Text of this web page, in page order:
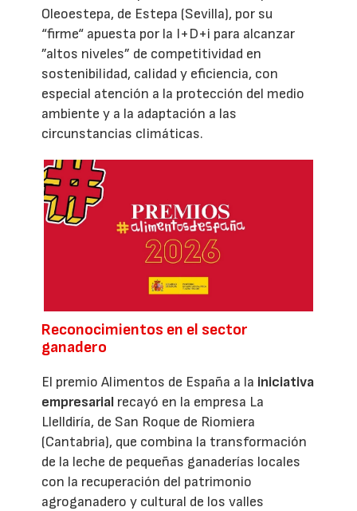
Oleoestepa, de Estepa (Sevilla), por su
“firme“ apuesta por la I+D+i para alcanzar
”altos niveles” de competitividad en
sostenibilidad, calidad y eficiencia, con
especial atención a la protección del medio
ambiente y a la adaptación a las
circunstancias climáticas.
Reconocimientos en el sector
ganadero
El premio Alimentos de España a la iniciativa
empresarial recayó en la empresa La
Llelldiría, de San Roque de Riomiera
(Cantabria), que combina la transformación
de la leche de pequeñas ganaderías locales
con la recuperación del patrimonio
agroganadero y cultural de los valles